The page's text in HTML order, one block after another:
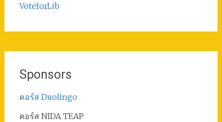
VoteforLib
Sponsors
คอร์ส Duolingo
คอร์ส NIDA TEAP